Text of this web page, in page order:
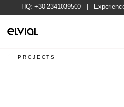
HQ: +30 2341039500| Experience
PROJECTS